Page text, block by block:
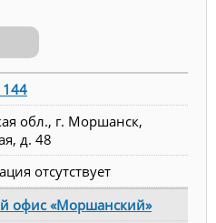
обл., г. Моршанск,
д. 48
отсутствует
офис «Моршанский»